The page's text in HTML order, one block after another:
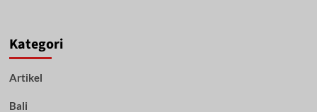
Kategori
Artikel
Bali